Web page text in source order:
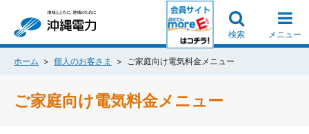
検索 メニュー
ホーム 個人のお客さま ご家庭向け電気料金メニュー
ご家庭向け電気料金メニュー